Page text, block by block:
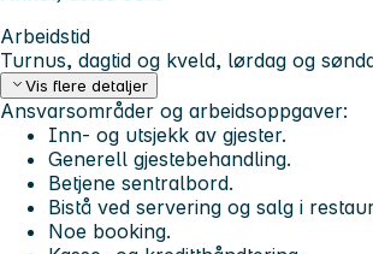
Arbeidstid
Turnus, dagtid og kveld, lørdag og
Vis flere detaljer
Ansvarsområder og arbeidsoppgaver:
Inn- og utsjekk av gjester.
Generell gjestebehandling.
Betjene sentralbord.
Bistå ved servering og salg i
Noe booking.